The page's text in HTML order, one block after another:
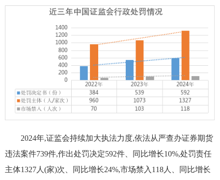
2024年,证监会持续加大执法力度,依法从严查办证券期货
违法案件739件,作出处罚决定592件、同比增长10%,处罚责任
主体1327人(家)次、同比增长24%,市场禁入118人、同比增长